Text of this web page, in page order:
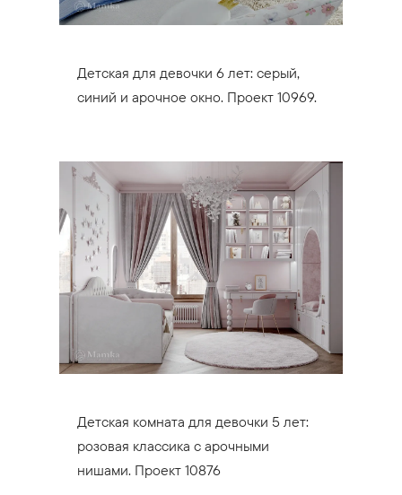
Детская для девочки 6 лет: серый,
синий и арочное окно. Проект 10969.
Детская комната для девочки 5 лет:
розовая классика с арочными
нишами. Проект 10876